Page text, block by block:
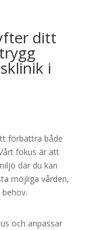
ditt
i
förbättra både
fokus är att
där du kan
möjliga vården,
och anpassar